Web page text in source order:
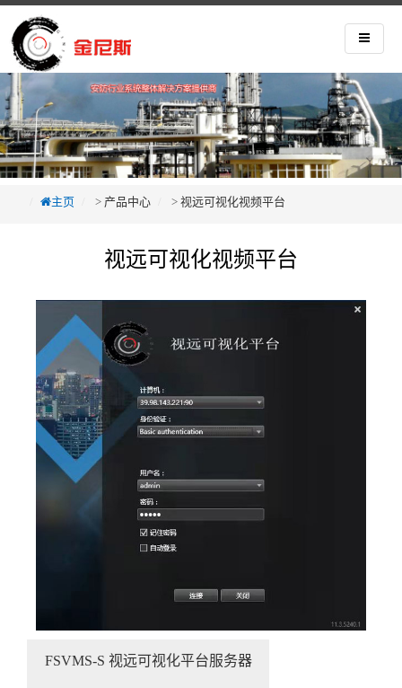
主页 > 产品中心 > 视远可视化视频平台
视远可视化视频平台
FSVMS-S 视远可视化平台服务器